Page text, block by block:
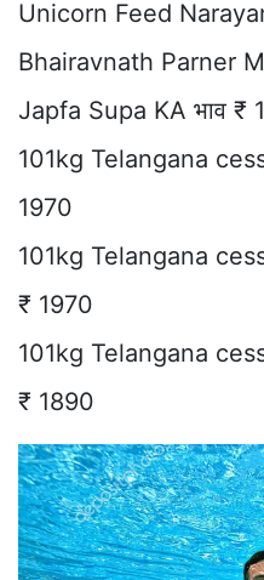
Unicorn Feed
Bhairavnath Parner
Japfa Supa KA भाव ₹
101kg Telangana
1970
101kg Telangana
₹ 1970
101kg Telangana
₹ 1890